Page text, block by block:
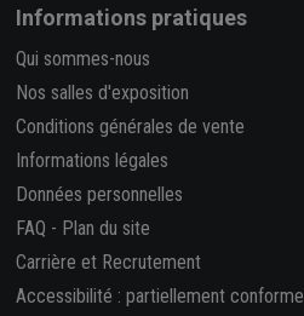
Informations pratiques
Qui sommes-nous
Nos salles d'exposition
Conditions générales de vente
Informations légales
Données personnelles
FAQ - Plan du site
Carrière et Recrutement
Accessibilité : partiellement conforme